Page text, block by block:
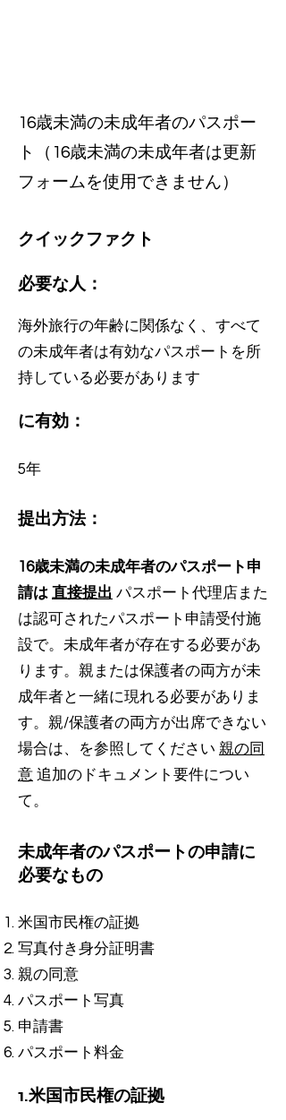
16歳未満の未成年者のパスポー
ト（16歳未満の未成年者は更新
フォームを使用できません）
クイックファクト
必要な人：
海外旅行の年齢に関係なく、すべて
の未成年者は有効なパスポートを所
持している必要があります
に有効：
5年
提出方法：
16歳未満の未成年者のパスポート申
請は 直接提出 パスポート代理店また
は認可されたパスポート申請受付施
設で。未成年者が存在する必要があ
ります。親または保護者の両方が未
成年者と一緒に現れる必要がありま
す。親/保護者の両方が出席できない
場合は、を参照してください 親の同
意 追加のドキュメント要件につい
て。
未成年者のパスポートの申請に
必要なもの
米国市民権の証拠
写真付き身分証明書
親の同意
パスポート写真
申請書
パスポート料金
1.米国市民権の証拠